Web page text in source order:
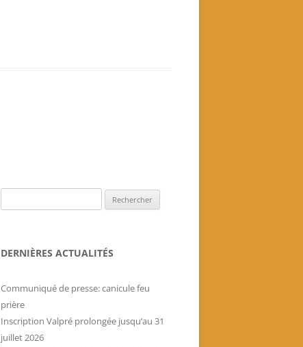
DERNIÈRES ACTUALITÉS
Communiqué de presse: canicule feu
prière
Inscription Valpré prolongée jusqu’au 31
juillet 2026